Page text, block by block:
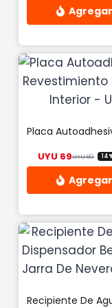
tiene
Las
se
en
la
de
UYU80El
UYU 69 El